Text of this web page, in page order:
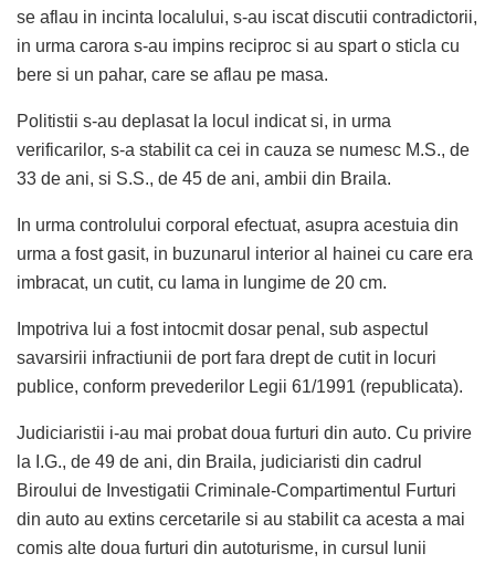
se aflau in incinta localului, s-au iscat discutii contradictorii,
in urma carora s-au impins reciproc si au spart o sticla cu
bere si un pahar, care se aflau pe masa.
Politistii s-au deplasat la locul indicat si, in urma
verificarilor, s-a stabilit ca cei in cauza se numesc M.S., de
33 de ani, si S.S., de 45 de ani, ambii din Braila.
In urma controlului corporal efectuat, asupra acestuia din
urma a fost gasit, in buzunarul interior al hainei cu care era
imbracat, un cutit, cu lama in lungime de 20 cm.
Impotriva lui a fost intocmit dosar penal, sub aspectul
savarsirii infractiunii de port fara drept de cutit in locuri
publice, conform prevederilor Legii 61/1991 (republicata).
Judiciaristii i-au mai probat doua furturi din auto. Cu privire
la I.G., de 49 de ani, din Braila, judiciaristi din cadrul
Biroului de Investigatii Criminale-Compartimentul Furturi
din auto au extins cercetarile si au stabilit ca acesta a mai
comis alte doua furturi din autoturisme, in cursul lunii